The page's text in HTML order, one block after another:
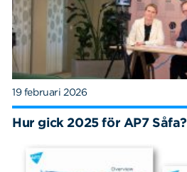
19 februari 2026
Hur gick 2025 för AP7 Såfa?